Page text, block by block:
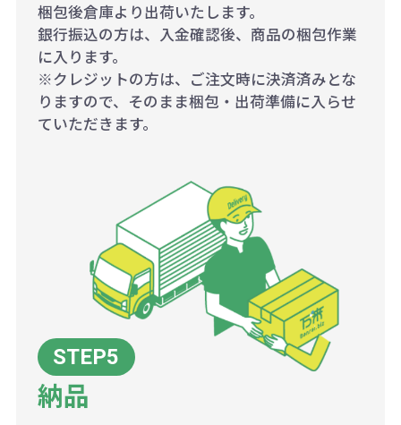
梱包後倉庫より出荷いたします。
銀行振込の方は、入金確認後、商品の梱包作業
に入ります。
※クレジットの方は、ご注文時に決済済みとな
りますので、そのまま梱包・出荷準備に入らせ
ていただきます。
納品